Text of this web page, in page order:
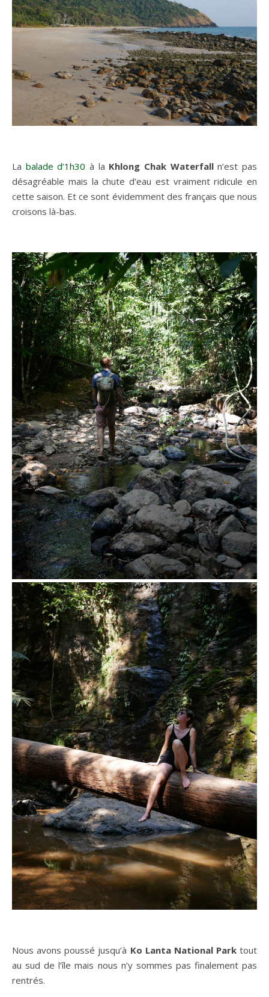
La balade d’1h30 à la Khlong Chak Waterfalln’est pas
désagréable mais la chute d’eau est vraiment ridicule en
cette saison. Et ce sont évidemment des français que nous
croisons là-bas.
Nous avons poussé jusqu’à Ko Lanta National Parktout
au sud de l’île mais nous n’y sommes pas finalement pas
rentrés.